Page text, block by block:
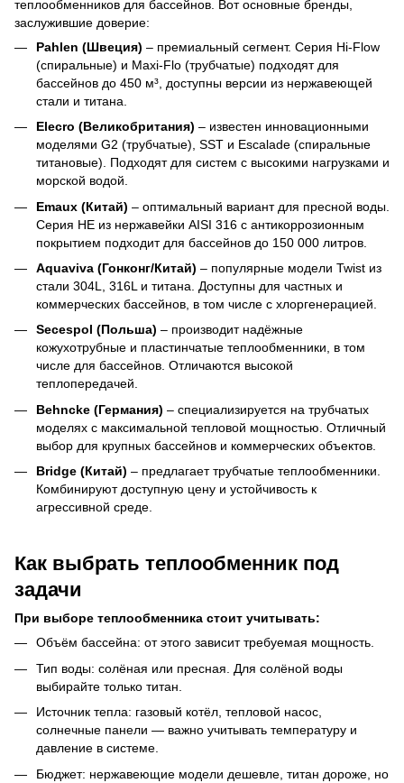
теплообменников для бассейнов. Вот основные бренды,
заслужившие доверие:
Pahlen (Швеция) – премиальный сегмент. Серия Hi-Flow
(спиральные) и Maxi-Flo (трубчатые) подходят для
бассейнов до 450 м³, доступны версии из нержавеющей
стали и титана.
Elecro (Великобритания) – известен инновационными
моделями G2 (трубчатые), SST и Escalade (спиральные
титановые). Подходят для систем с высокими нагрузками и
морской водой.
Emaux (Китай) – оптимальный вариант для пресной воды.
Серия HE из нержавейки AISI 316 с антикоррозионным
покрытием подходит для бассейнов до 150 000 литров.
Aquaviva (Гонконг/Китай) – популярные модели Twist из
стали 304L, 316L и титана. Доступны для частных и
коммерческих бассейнов, в том числе с хлоргенерацией.
Secespol (Польша) – производит надёжные
кожухотрубные и пластинчатые теплообменники, в том
числе для бассейнов. Отличаются высокой
теплопередачей.
Behncke (Германия) – специализируется на трубчатых
моделях с максимальной тепловой мощностью. Отличный
выбор для крупных бассейнов и коммерческих объектов.
Bridge (Китай) – предлагает трубчатые теплообменники.
Комбинируют доступную цену и устойчивость к
агрессивной среде.
Как выбрать теплообменник под
задачи
При выборе теплообменника стоит учитывать:
Объём бассейна: от этого зависит требуемая мощность.
Тип воды: солёная или пресная. Для солёной воды
выбирайте только титан.
Источник тепла: газовый котёл, тепловой насос,
солнечные панели — важно учитывать температуру и
давление в системе.
Бюджет: нержавеющие модели дешевле, титан дороже, но